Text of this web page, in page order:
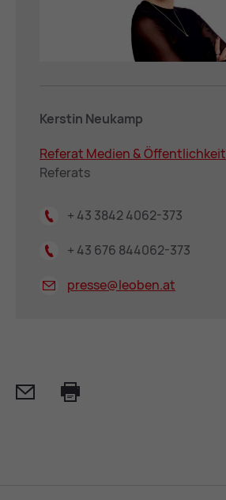
Kerstin Neukamp
Re­fe­rat Me­di­en & Öffent­lich­keit
Referats
+ 43 3842 4062-373
+ 43 676 844062-373
presse@leoben.at
Mail